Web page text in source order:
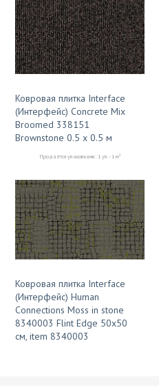
Ковровая плитка Interface
(Интерфейс) Concrete Mix
Broomed 338151
Brownstone 0.5 x 0.5 м
Продаётся упаковками: 1 уп. - 1 м2
Ковровая плитка Interface
(Интерфейс) Human
Connections Moss in stone
8340003 Flint Edge 50x50
см, item 8340003